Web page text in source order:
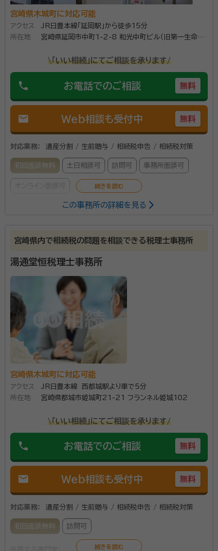
宮崎県木城町に対応可能
アクセス
JR日豊本線「延岡駅」から徒歩15分
所在地
宮崎県延岡市中町1-2-8 和光中町ビル（旧第一生命ビ
\「いい相続」にてご相談を承ります/
phone お電話でのご相談 無料
mail Web相談も受付中 無料
対応業務： 遺産分割 / 生前贈与 / 相続税申告 / 相続税対策
初回面談無料 土日相談可 訪問可 事務所面談可
6,072件。2013年から累計で26,000件以上の相続
税申告をお手伝いしています。 初めての相続で不安を
感じている方でも安心して相談できるよう、親身なサポ
ートを心がけ、一人ひとり適切なサービスを提供するた
めに、小さなお悩みやご事情まできめ細かく配慮してい
ます。
この事務所の詳細を見る
宮崎県内で相続税の問題を相談できる税理士事務所
湯通堂恒税理士事務所
宮崎県木城町に対応可能
アクセス
JR日豊本線 西都城駅より車で5分
所在地
宮崎県都城市姫城町21-21 フランネル姫城102
\「いい相続」にてご相談を承ります/
phone お電話でのご相談 無料
mail Web相談も受付中 無料
対応業務： 遺産分割 / 生前贈与 / 相続税申告 / 相続税対策
初回面談無料 訪問可